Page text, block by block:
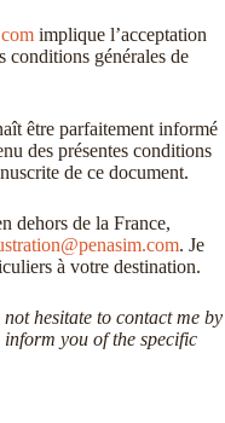
implique l’acceptation
conditions générales de
être parfaitement informé
des présentes conditions
de ce document.
dehors de la France,
. Je
à votre destination.
hesitate to contact me by
you of the specific